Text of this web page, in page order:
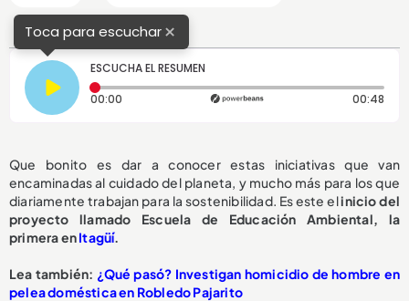
Toca para escuchar×
ESCUCHA EL RESUMEN
00:00 Tiempo transcurrido: 0 segundos 00:48
Que bonito es dar a conocer estas iniciativas que van
encaminadas al cuidado del planeta, y mucho más para los que
diariamente trabajan para la sostenibilidad. Es este elinicio del
proyecto llamado Escuela de Educación Ambiental, la
primera enItagüí.
Lea también: ¿Qué pasó? Investigan homicidio de hombre en
pelea doméstica en Robledo Pajarito